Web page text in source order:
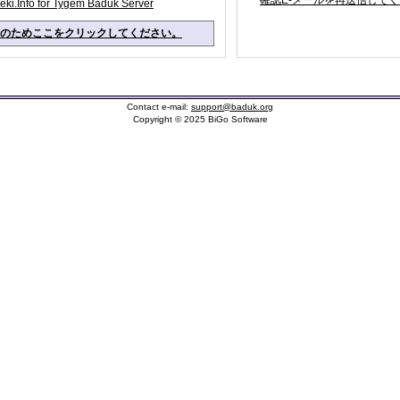
for Tygem Baduk Server
ためここをクリックしてください。
Contact e-mail: support@baduk.org
Copyright © 2025 BiGo Software